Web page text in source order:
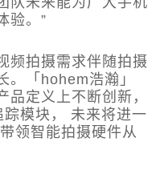
验。”
频拍摄需求伴随拍摄
。「hohem浩瀚」
品定义上不断创新，
模块， 未来将进一
领智能拍摄硬件从